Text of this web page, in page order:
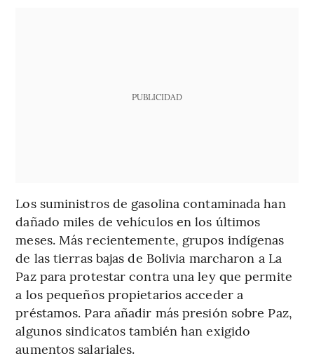
PUBLICIDAD
Los suministros de gasolina contaminada han
dañado miles de vehículos en los últimos
meses. Más recientemente, grupos indígenas
de las tierras bajas de Bolivia marcharon a La
Paz para protestar contra una ley que permite
a los pequeños propietarios acceder a
préstamos. Para añadir más presión sobre Paz,
algunos sindicatos también han exigido
aumentos salariales.